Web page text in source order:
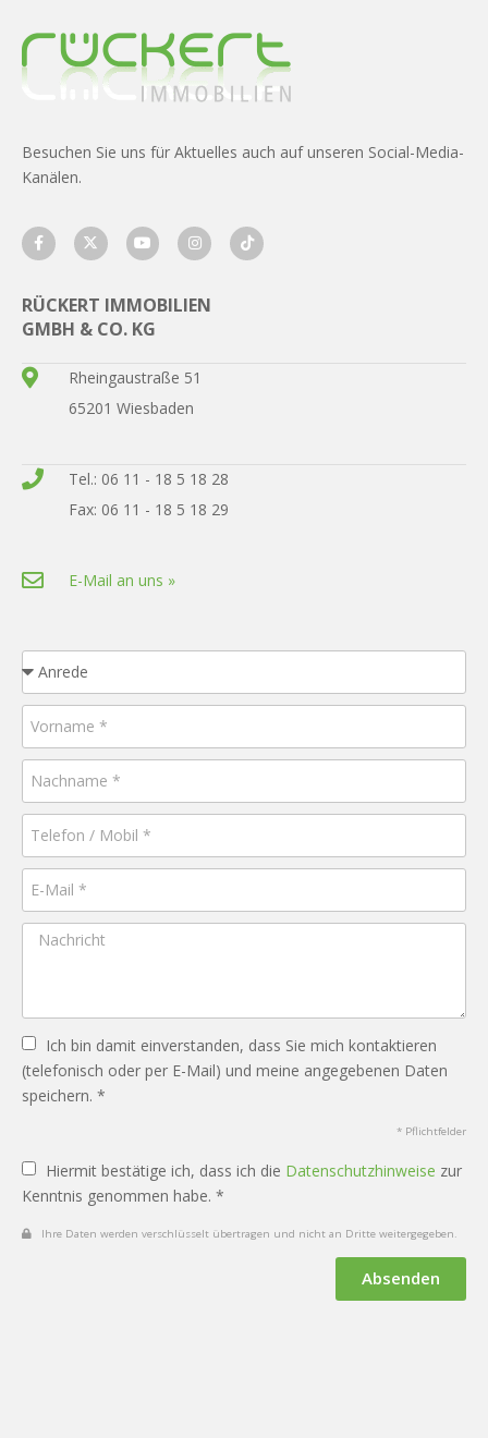
Besuchen Sie uns für Aktuelles auch auf unseren Social-Media-
Kanälen.
RÜCKERT IMMOBILIEN
GMBH & CO. KG
Rheingaustraße 51
65201 Wiesbaden
Tel.: 06 11 - 18 5 18 28
Fax: 06 11 - 18 5 18 29
E-Mail an uns »
Ich bin damit einverstanden, dass Sie mich kontaktieren
(telefonisch oder per E-Mail) und meine angegebenen Daten
speichern. *
* Pflichtfelder
Hiermit bestätige ich, dass ich die Datenschutzhinweise zur
Kenntnis genommen habe. *
Ihre Daten werden verschlüsselt übertragen und nicht an Dritte weitergegeben.
Absenden